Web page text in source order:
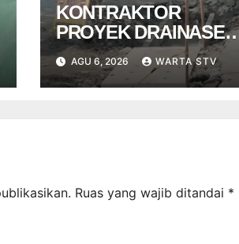
KONTRAKTOR
PROYEK DRAINASE
NGEMPLAK DISANKSI
USAI WARGA
TERPELESET
AGU 6, 2026 WARTA STV
Ruas yang wajib ditandai *